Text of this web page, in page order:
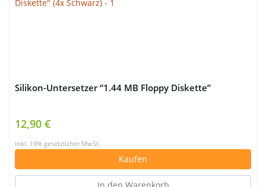
Silikon-Untersetzer “1.44 MB Floppy Diskette”
12,90 €
inkl. 19% gesetzlicher MwSt.
Kaufen